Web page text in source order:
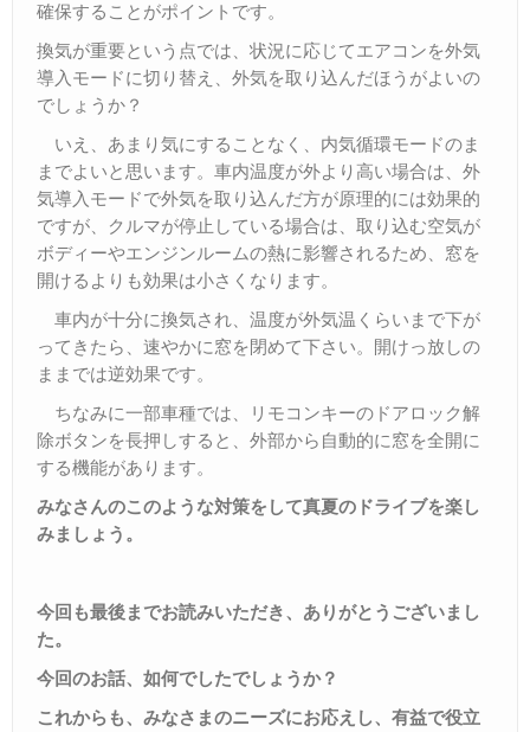
確保することがポイントです。
換気が重要という点では、状況に応じてエアコンを外気
導入モードに切り替え、外気を取り込んだほうがよいの
でしょうか？
いえ、あまり気にすることなく、内気循環モードのま
までよいと思います。車内温度が外より高い場合は、外
気導入モードで外気を取り込んだ方が原理的には効果的
ですが、クルマが停止している場合は、取り込む空気が
ボディーやエンジンルームの熱に影響されるため、窓を
開けるよりも効果は小さくなります。
車内が十分に換気され、温度が外気温くらいまで下が
ってきたら、速やかに窓を閉めて下さい。開けっ放しの
ままでは逆効果です。
ちなみに一部車種では、リモコンキーのドアロック解
除ボタンを長押しすると、外部から自動的に窓を全開に
する機能があります。
みなさんのこのような対策をして真夏のドライブを楽し
みましょう。
今回も最後までお読みいただき、ありがとうございまし
た。
今回のお話、如何でしたでしょうか？
これからも、みなさまのニーズにお応えし、有益で役立